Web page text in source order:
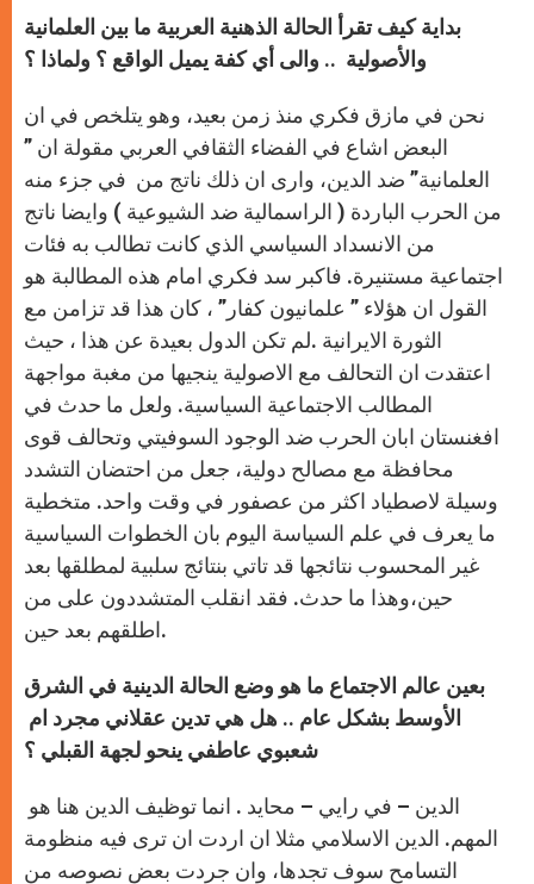
بداية كيف تقرأ الحالة الذهنية العربية ما بين العلمانية
والأصولية .. والى أي كفة يميل الواقع ؟ ولماذا ؟
نحن في مازق فكري منذ زمن بعيد، وهو يتلخص في ان
البعض اشاع في الفضاء الثقافي العربي مقولة ان ”
العلمانية” ضد الدين، وارى ان ذلك ناتج من في جزء منه
من الحرب الباردة ( الراسمالية ضد الشيوعية ) وايضا ناتج
من الانسداد السياسي الذي كانت تطالب به فئات
اجتماعية مستنيرة. فاكبر سد فكري امام هذه المطالبة هو
القول ان هؤلاء ” علمانيون كفار” ، كان هذا قد تزامن مع
الثورة الايرانية .لم تكن الدول بعيدة عن هذا ، حيث
اعتقدت ان التحالف مع الاصولية ينجيها من مغبة مواجهة
المطالب الاجتماعية السياسية. ولعل ما حدث في
افغنستان ابان الحرب ضد الوجود السوفيتي وتحالف قوى
محافظة مع مصالح دولية، جعل من احتضان التشدد
وسيلة لاصطياد اكثر من عصفور في وقت واحد. متخطية
ما يعرف في علم السياسة اليوم بان الخطوات السياسية
غير المحسوب نتائجها قد تاتي بنتائج سلبية لمطلقها بعد
حين،وهذا ما حدث. فقد انقلب المتشددون على من
اطلقهم بعد حين.
بعين عالم الاجتماع ما هو وضع الحالة الدينية في الشرق
الأوسط بشكل عام .. هل هي تدين عقلاني مجرد ام
شعبوي عاطفي ينحو لجهة القبلي ؟
المهم. الدين الاسلامي مثلا ان اردت ان ترى فيه منظومة
التسامح سوف تجدها، وان جردت بعض نصوصه من